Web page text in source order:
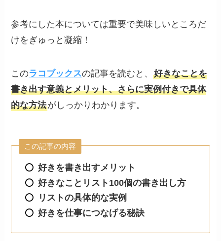
参考にした本については重要で美味しいところだ
けをぎゅっと凝縮！
このラコブックスの記事を読むと、好きなことを
書き出す意義とメリット、さらに実例付きで具体
的な方法がしっかりわかります。
この記事の内容
好きを書き出すメリット
好きなことリスト100個の書き出し方
リストの具体的な実例
好きを仕事につなげる秘訣